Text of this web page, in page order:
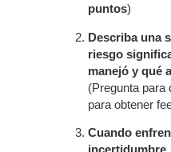
puntos)
Describa una
riesgo
manejó y qué
(Pregunta para
para obtener
Cuando